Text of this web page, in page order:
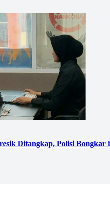
Ditangkap, Polisi